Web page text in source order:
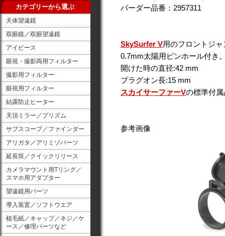
カテゴリーから選ぶ
天体望遠鏡
双眼鏡／双眼望遠鏡
アイピース
眼視・撮影両用フィルター
撮影用フィルター
眼視用フィルター
結露防止ヒーター
天頂ミラー／プリズム
サブスコープ／ファインダー
アリガタ／アリミゾパーツ
延長筒／クイックリリース
カメラマウント用Tリング／
スマホ用アダプター
望遠鏡用パーツ
導入装置／ソフトウエア
植毛紙／キャップ／ネジ／ケ
ース／修理パーツなど
バーダー品番：2957311
SkySurfer V用のフロントジ
0.7mm太陽用ピンホール付き
開けた時の直径:42 mm
プラグオン長:15 mm
スカイサーファーVの標準付
参考画像